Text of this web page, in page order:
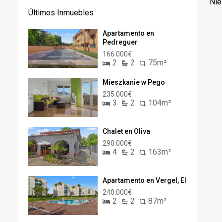
Últimos Inmuebles
Apartamento en
Pedreguer
166.000€
2 2 75m²
Mieszkanie w Pego
235.000€
3 2 104m²
Chalet en Oliva
290.000€
4 2 163m²
Apartamento en Vergel, El
240.000€
2 2 87m²